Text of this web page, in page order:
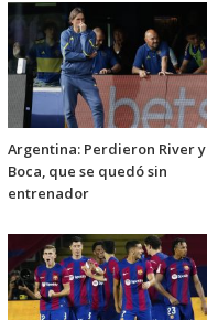
Argentina: Perdieron River y
Boca, que se quedó sin
entrenador